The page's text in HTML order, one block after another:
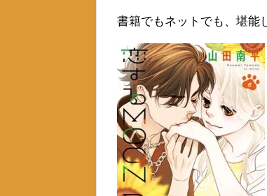
書籍でもネットでも、堪能